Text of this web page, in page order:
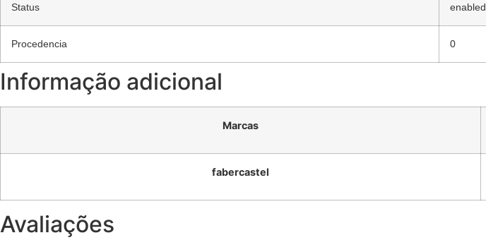
Status enabled
Procedencia 0
Informação adicional
Marcas
fabercastel
Avaliações